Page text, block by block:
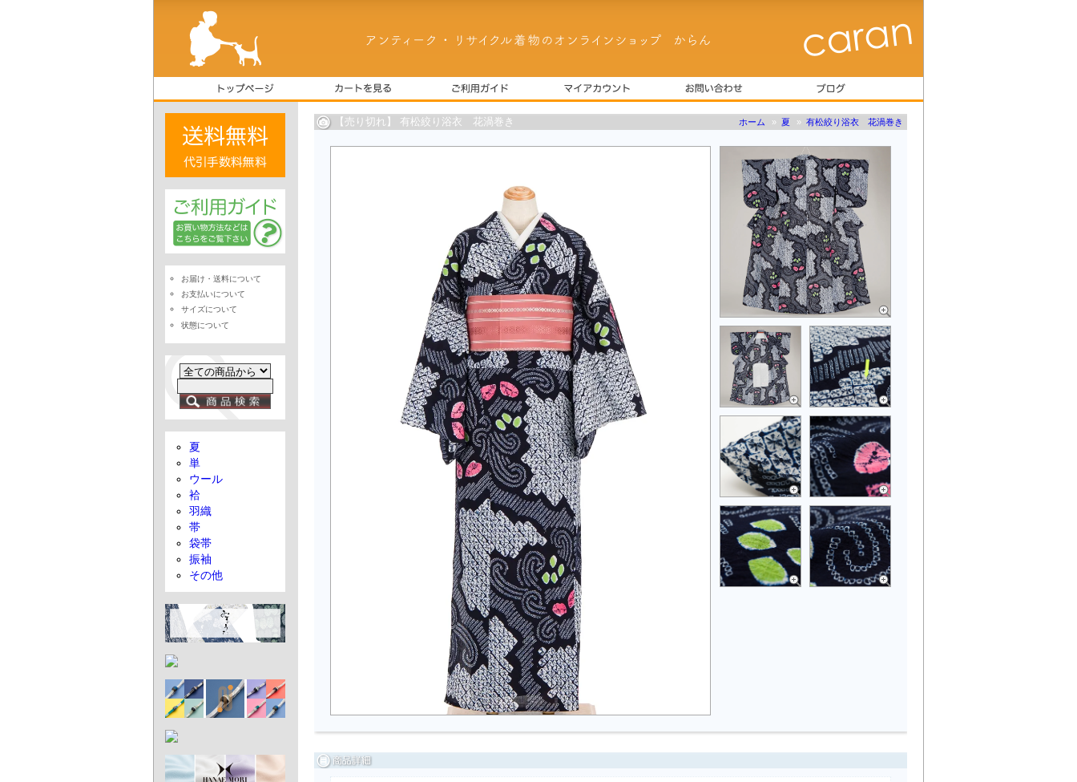
【売り切れ】 有松絞り浴衣 花渦巻き ホーム » 夏 » 有松絞り浴衣 花渦巻き
お届け・送料について
お支払いについて
サイズについて
状態について
夏
単
ウール
袷
羽織
帯
袋帯
振袖
その他